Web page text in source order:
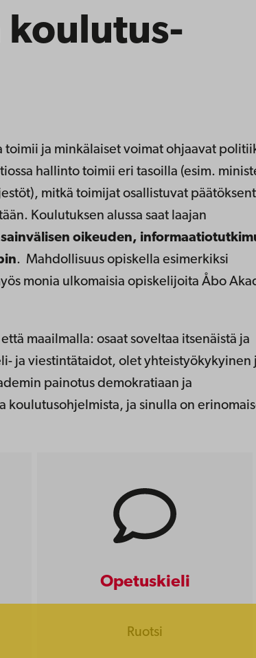
koulutus­
ja minkälaiset voimat ohjaavat
hallinto toimii eri tasoilla (esim.
mitkä toimijat osallistuvat
Koulutuksen alussa saat laajan
oikeuden,
. Mahdollisuus opiskella esimerkiksi
monia ulkomaisia opiskelijoita Åbo
maailmalla: osaat soveltaa itsenäistä ja
ja viestintätaidot, olet yhteistyökykyinen
painotus demokratiaan ja
koulutusohjelmista, ja sinulla on
Opetuskieli
Ruotsi